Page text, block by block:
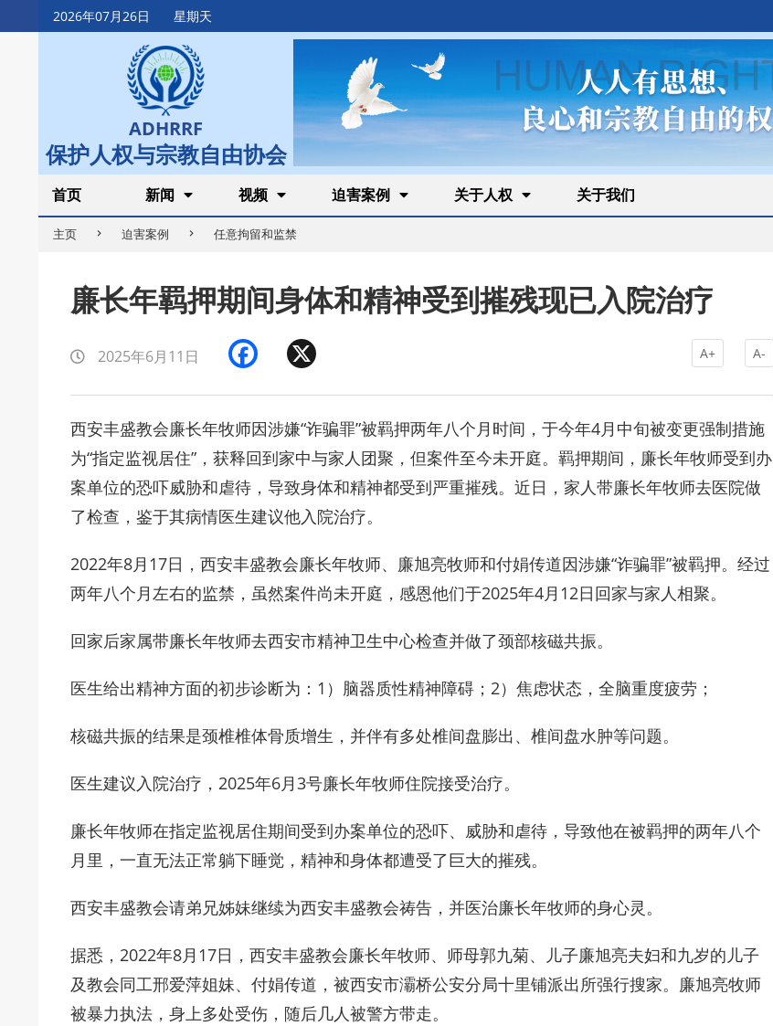
2026年07月26日 星期天
Skip
to
ADHRRF
保护人权与宗教自由协会
Secondary
Navigation
Menu
首页 新闻 视频 迫害案例 关于人权 关于我们
主页 迫害案例 任意拘留和监禁
廉长年羁押期间身体和精神受到摧残现已入院治疗
2025年6月11日 Facebook A+ A-
西安丰盛教会廉长年牧师因涉嫌“诈骗罪”被羁押两年八个月时间，于今年4月中旬被变更强制措施
为“指定监视居住”，获释回到家中与家人团聚，但案件至今未开庭。羁押期间，廉长年牧师受到办
案单位的恐吓威胁和虐待，导致身体和精神都受到严重摧残。近日，家人带廉长年牧师去医院做
了检查，鉴于其病情医生建议他入院治疗。
2022年8月17日，西安丰盛教会廉长年牧师、廉旭亮牧师和付娟传道因涉嫌“诈骗罪”被羁押。经过
两年八个月左右的监禁，虽然案件尚未开庭，感恩他们于2025年4月12日回家与家人相聚。
回家后家属带廉长年牧师去西安市精神卫生中心检查并做了颈部核磁共振。
医生给出精神方面的初步诊断为：1）脑器质性精神障碍；2）焦虑状态，全脑重度疲劳；
核磁共振的结果是颈椎椎体骨质增生，并伴有多处椎间盘膨出、椎间盘水肿等问题。
医生建议入院治疗，2025年6月3号廉长年牧师住院接受治疗。
廉长年牧师在指定监视居住期间受到办案单位的恐吓、威胁和虐待，导致他在被羁押的两年八个
月里，一直无法正常躺下睡觉，精神和身体都遭受了巨大的摧残。
西安丰盛教会请弟兄姊妹继续为西安丰盛教会祷告，并医治廉长年牧师的身心灵。
据悉，2022年8月17日，西安丰盛教会廉长年牧师、师母郭九菊、儿子廉旭亮夫妇和九岁的儿子
及教会同工邢爱萍姐妹、付娟传道，被西安市灞桥公安分局十里铺派出所强行搜家。廉旭亮牧师
被暴力执法，身上多处受伤，随后几人被警方带走。